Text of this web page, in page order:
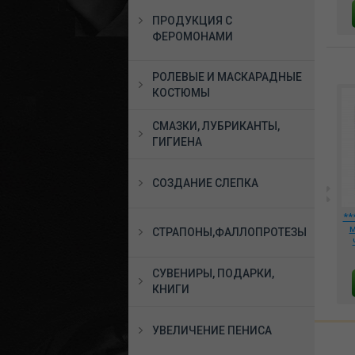
ПРОДУКЦИЯ С
ФЕРОМОНАМИ
РОЛЕВЫЕ И МАСКАРАДНЫЕ
КОСТЮМЫ
СМАЗКИ, ЛУБРИКАНТЫ,
ГИГИЕНА
СОЗДАНИЕ СЛЕПКА
СТРАПОНЫ,ФАЛЛОПРОТЕЗЫ
СУВЕНИРЫ, ПОДАРКИ,
КНИГИ
УВЕЛИЧЕНИЕ ПЕНИСА
В КОРЗИНУ
Black Level черное
лаковое со шнуровкой
Vibe 5966550000
В КОРЗИНУ